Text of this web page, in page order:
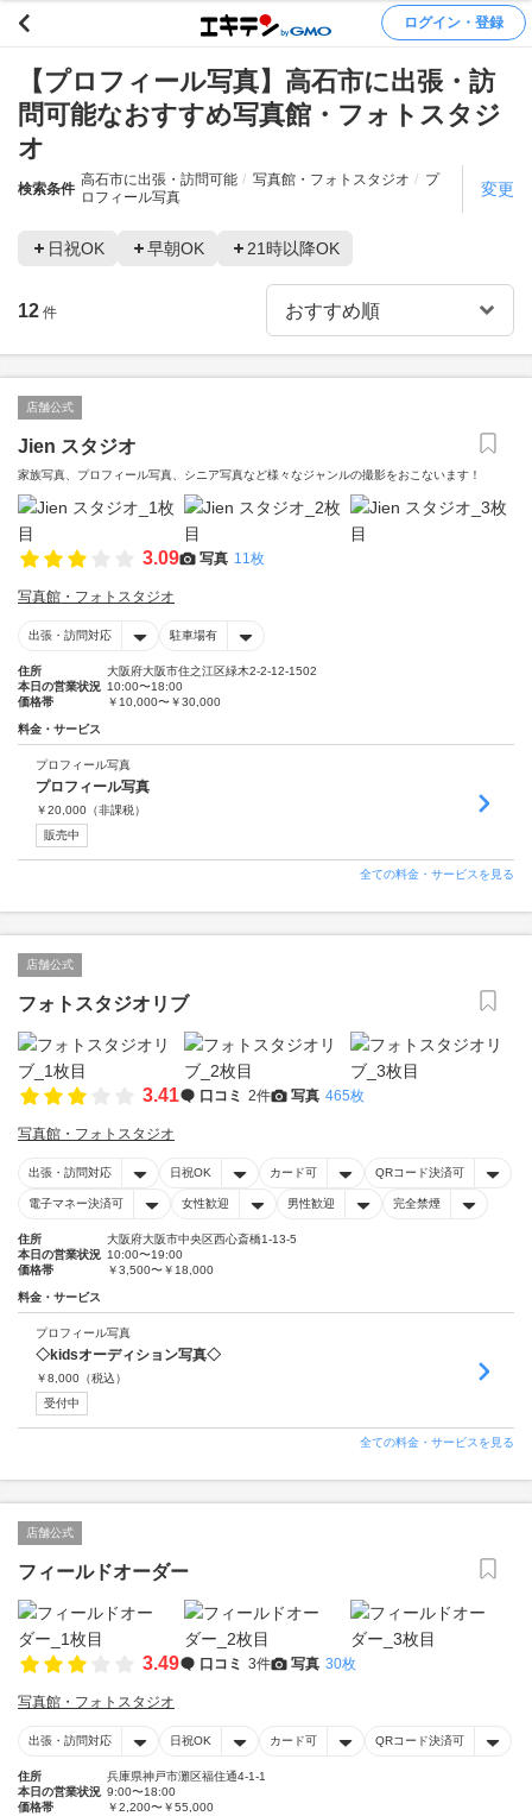
ログイン・登録
【プロフィール写真】高石市に出張・訪
問可能なおすすめ写真館・フォトスタジ
オ
検索条件
高石市に出張・訪問可能 写真館・フォトスタジオ
プ
ロフィール写真
変更
日祝OK 早朝OK 21時以降OK
12 件
店舗公式
Jien スタジオ
家族写真、プロフィール写真、シニア写真など様々なジャンルの撮影をおこないます！
3.09 写真 11枚
写真館・フォトスタジオ
出張・訪問対応 駐車場有
住所
大阪府大阪市住之江区緑木2-2-12-1502
本日の営業状況 10:00〜18:00
価格帯
￥10,000〜￥30,000
料金・サービス
プロフィール写真
プロフィール写真
￥20,000 （非課税）
販売中
全ての料金・サービスを見る
店舗公式
フォトスタジオリブ
3.41 口コミ 2件 写真 465枚
写真館・フォトスタジオ
出張・訪問対応 日祝OK カード可 QRコード決済可
電子マネー決済可 女性歓迎 男性歓迎 完全禁煙
住所
大阪府大阪市中央区西心斎橋1-13-5
本日の営業状況 10:00〜19:00
価格帯
￥3,500〜￥18,000
料金・サービス
プロフィール写真
◇kidsオーディション写真◇
￥8,000 （税込）
受付中
全ての料金・サービスを見る
店舗公式
フィールドオーダー
3.49 口コミ 3件 写真 30枚
写真館・フォトスタジオ
出張・訪問対応 日祝OK カード可 QRコード決済可
住所
兵庫県神戸市灘区福住通4-1-1
本日の営業状況 9:00〜18:00
価格帯
￥2,200〜￥55,000